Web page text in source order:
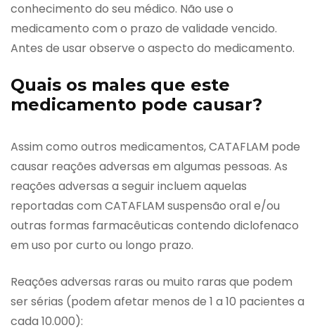
conhecimento do seu médico. Não use o
medicamento com o prazo de validade vencido.
Antes de usar observe o aspecto do medicamento.
Quais os males que este
medicamento pode causar?
Assim como outros medicamentos, CATAFLAM pode
causar reações adversas em algumas pessoas. As
reações adversas a seguir incluem aquelas
reportadas com CATAFLAM suspensão oral e/ou
outras formas farmacêuticas contendo diclofenaco
em uso por curto ou longo prazo.
Reações adversas raras ou muito raras que podem
ser sérias (podem afetar menos de 1 a 10 pacientes a
cada 10.000):